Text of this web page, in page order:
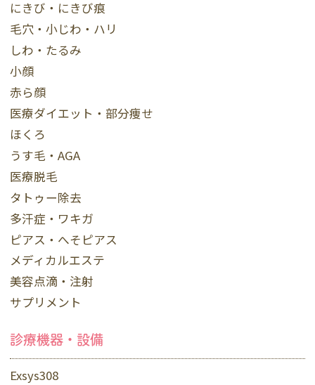
にきび・にきび痕
毛穴・小じわ・ハリ
しわ・たるみ
小顔
赤ら顔
医療ダイエット・部分痩せ
ほくろ
うす毛・AGA
医療脱毛
タトゥー除去
多汗症・ワキガ
ピアス・へそピアス
メディカルエステ
美容点滴・注射
サプリメント
診療機器・設備
Exsys308